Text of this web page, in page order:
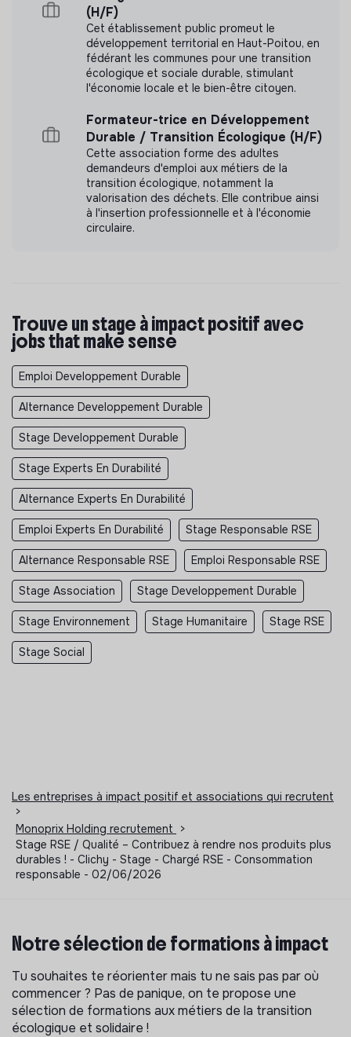
Labels et certifications
Cette structure n'a pas souhaité nous
communiquer les labels ou certifications qu'elle a
pu obtenir.
Documents
N'a pas encore communiqué de documents de
transparence
(H/F)
Cet établissement public promeut le
développement territorial en Haut-Poitou, en
fédérant les communes pour une transition
écologique et sociale durable, stimulant
l'économie locale et le bien-être citoyen.
Formateur-trice en Développement
Durable / Transition Écologique (H/F)
Cette association forme des adultes
demandeurs d'emploi aux métiers de la
transition écologique, notamment la
valorisation des déchets. Elle contribue ainsi
à l'insertion professionnelle et à l'économie
circulaire.
Trouve un stage à impact positif avec
jobs that make sense
Emploi Developpement Durable
Alternance Developpement Durable
Stage Developpement Durable
Stage Experts En Durabilité
Alternance Experts En Durabilité
Emploi Experts En Durabilité Stage Responsable RSE
Alternance Responsable RSE Emploi Responsable RSE
Stage Association Stage Developpement Durable
Stage Environnement Stage Humanitaire Stage RSE
Stage Social
Les entreprises à impact positif et associations qui recrutent
>
Monoprix Holding recrutement
>
Stage RSE / Qualité – Contribuez à rendre nos produits plus
durables ! - Clichy - Stage - Chargé RSE - Consommation
responsable - 02/06/2026
Notre sélection de formations à impact
Tu souhaites te réorienter mais tu ne sais pas par où
commencer ? Pas de panique, on te propose une
sélection de formations aux métiers de la transition
écologique et solidaire !